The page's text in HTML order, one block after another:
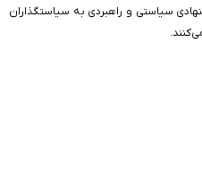
سیاستی و راهبردی به سیاستگذاران